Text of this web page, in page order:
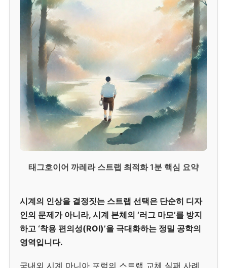
태그호이어 까레라 스트랩 최적화 1분 핵심 요약
시계의 인상을 결정짓는 스트랩 선택은 단순히 디자
인의 문제가 아니라, 시계 본체의 ‘러그 마모’를 방지
하고 ‘착용 편의성(ROI)’을 극대화하는 정밀 공학의
영역입니다.
국내외 시계 마니아 포럼의 스트랩 교체 실패 사례